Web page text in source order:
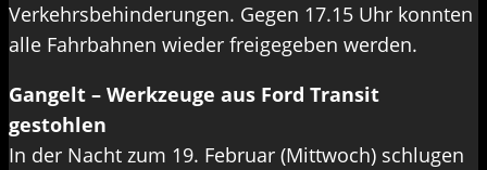
Verkehrsbehinderungen. Gegen 17.15 Uhr konnten
alle Fahrbahnen wieder freigegeben werden.
Gangelt – Werkzeuge aus Ford Transit
gestohlen
In der Nacht zum 19. Februar (Mittwoch) schlugen